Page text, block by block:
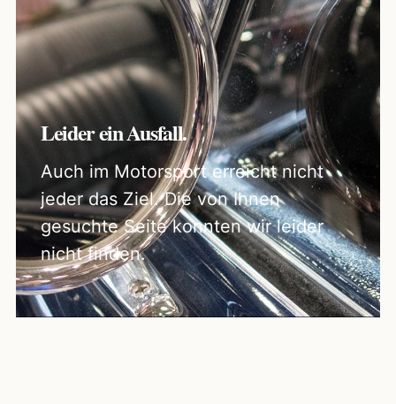
Leider ein Ausfall.
Auch im Motorsport erreicht nicht
jeder das Ziel. Die von Ihnen
gesuchte Seite konnten wir leider
nicht finden.